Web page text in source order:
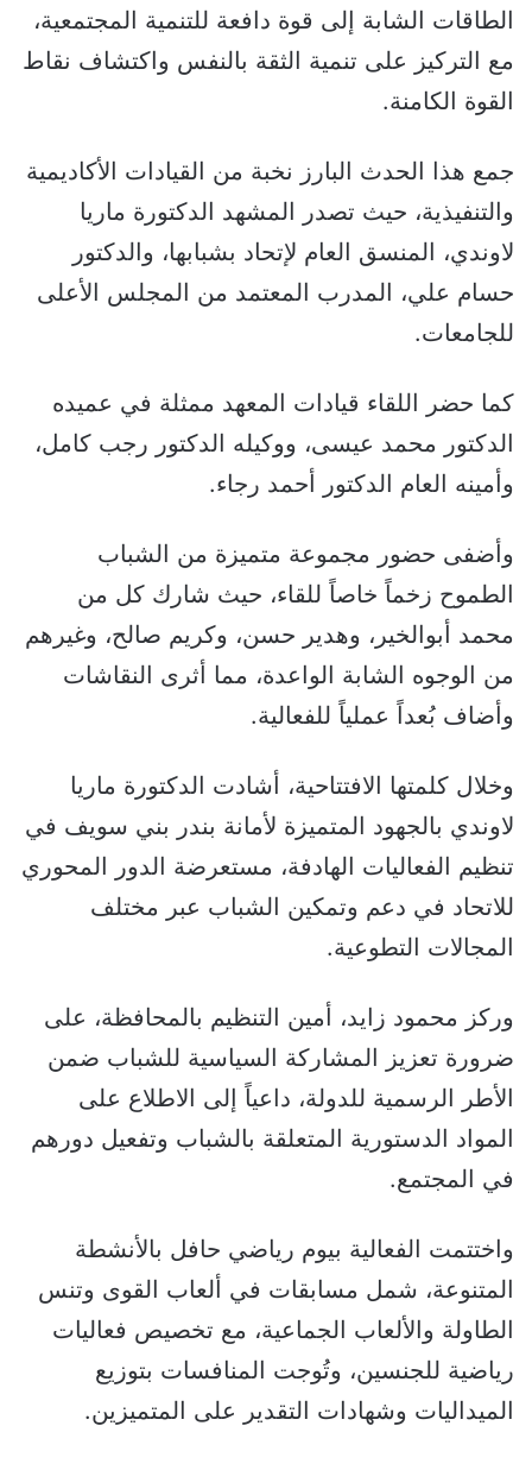
الطاقات الشابة إلى قوة دافعة للتنمية المجتمعية،
مع التركيز على تنمية الثقة بالنفس واكتشاف نقاط
القوة الكامنة.
جمع هذا الحدث البارز نخبة من القيادات الأكاديمية
والتنفيذية، حيث تصدر المشهد الدكتورة ماريا
لاوندي، المنسق العام لإتحاد بشبابها، والدكتور
حسام علي، المدرب المعتمد من المجلس الأعلى
للجامعات.
كما حضر اللقاء قيادات المعهد ممثلة في عميده
الدكتور محمد عيسى، ووكيله الدكتور رجب كامل،
وأمينه العام الدكتور أحمد رجاء.
وأضفى حضور مجموعة متميزة من الشباب
الطموح زخماً خاصاً للقاء، حيث شارك كل من
محمد أبوالخير، وهدير حسن، وكريم صالح، وغيرهم
من الوجوه الشابة الواعدة، مما أثرى النقاشات
وأضاف بُعداً عملياً للفعالية.
وخلال كلمتها الافتتاحية، أشادت الدكتورة ماريا
لاوندي بالجهود المتميزة لأمانة بندر بني سويف في
تنظيم الفعاليات الهادفة، مستعرضة الدور المحوري
للاتحاد في دعم وتمكين الشباب عبر مختلف
المجالات التطوعية.
وركز محمود زايد، أمين التنظيم بالمحافظة، على
ضرورة تعزيز المشاركة السياسية للشباب ضمن
الأطر الرسمية للدولة، داعياً إلى الاطلاع على
المواد الدستورية المتعلقة بالشباب وتفعيل دورهم
في المجتمع.
واختتمت الفعالية بيوم رياضي حافل بالأنشطة
المتنوعة، شمل مسابقات في ألعاب القوى وتنس
الطاولة والألعاب الجماعية، مع تخصيص فعاليات
رياضية للجنسين، وتُوجت المنافسات بتوزيع
الميداليات وشهادات التقدير على المتميزين.